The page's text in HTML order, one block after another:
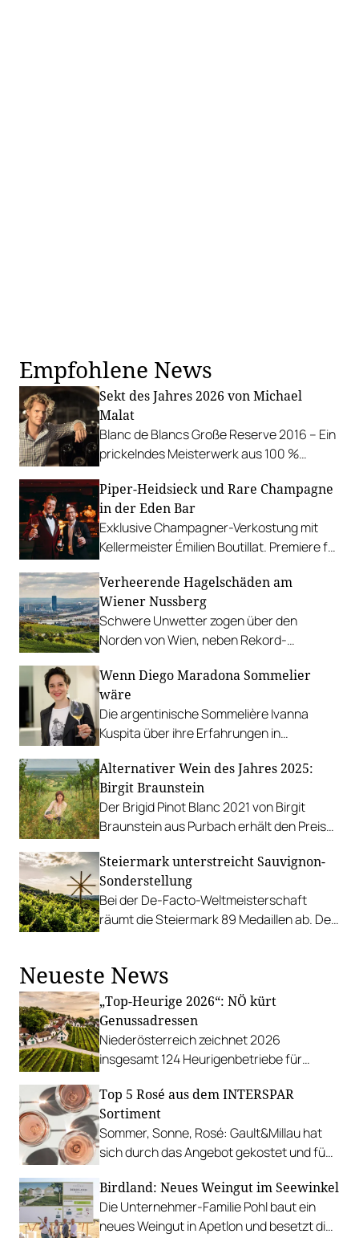
Empfohlene News
Sekt des Jahres 2026 von Michael
Malat
Blanc de Blancs Große Reserve 2016 – Ein
prickelndes Meisterwerk aus 100 %
pure Eleganz im Glas.
Piper-Heidsieck und Rare Champagne
in der Eden Bar
Exklusive Champagner-Verkostung mit
Kellermeister Émilien Boutillat. Premiere für
Bar".
Verheerende Hagelschäden am
Wiener Nussberg
Schwere Unwetter zogen über den
Norden von Wien, neben Rekord-
großflächig Hagel.
Wenn Diego Maradona Sommelier
wäre
Die argentinische Sommelière Ivanna
Kuspita über ihre Erfahrungen in
und Wein auf ihr Leben haben.
Alternativer Wein des Jahres 2025:
Birgit Braunstein
Der Brigid Pinot Blanc 2021 von Birgit
Braunstein aus Purbach erhält den Preis
Steiermark unterstreicht Sauvignon-
Sonderstellung
Bei der De-Facto-Weltmeisterschaft
räumt die Steiermark 89 Medaillen ab. Der
Neueste News
„Top-Heurige 2026“: NÖ kürt
Genussadressen
Niederösterreich zeichnet 2026
insgesamt 124 Heurigenbetriebe für
Top 5 Rosé aus dem INTERSPAR
Sortiment
Sommer, Sonne, Rosé: Gault&Millau hat
sich durch das Angebot gekostet und fünf
Birdland: Neues Weingut im Seewinkel
Die Unternehmer-Familie Pohl baut ein
neues Weingut in Apetlon und besetzt die